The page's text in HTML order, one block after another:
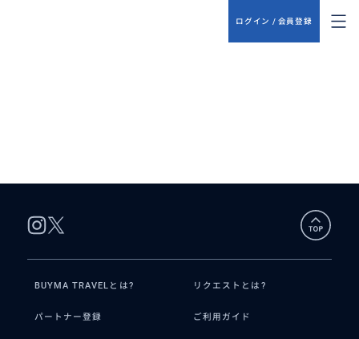
ログイン / 会員登録
BUYMA TRAVELとは? リクエストとは?
パートナー登録 ご利用ガイド